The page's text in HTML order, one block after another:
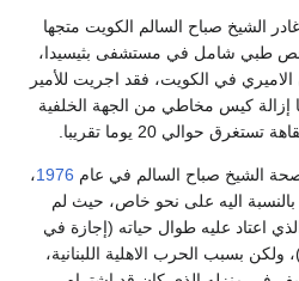
غادر الشيخ صباح السالم الكويت متجها
فحص طبي شامل في مستشفى بثيسيدا،
الاميري في الكويت، فقد اجريت للأمير
إزالة كيس مخاطي من الجهة الخلفية
حوالي 20 يوما تقريبا.
صحة الشيخ صباح السالم في عام 1976،
اليه على نحو خاص، حيث لم
اعتاد عليه طوال حياته (إجازة في
بسبب الحرب الاهلية اللبنانية،